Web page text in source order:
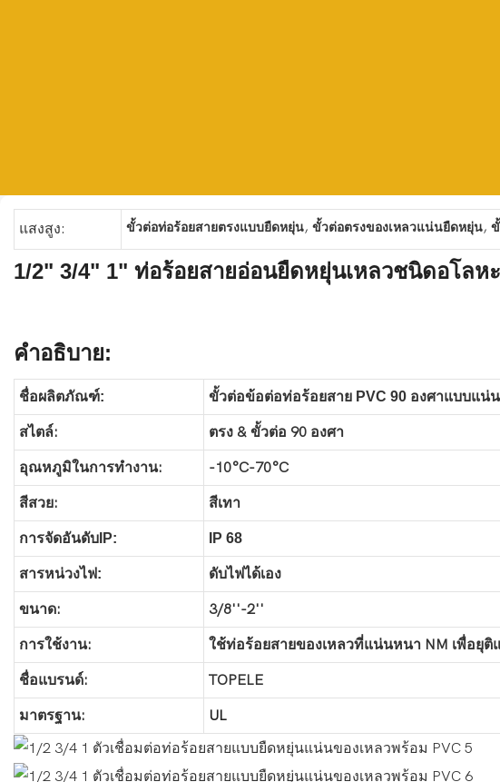
แสงสูง: ขั้วต่อท่อร้อยสายตรงแบบยืดหยุ่น, ขั้วต่อตรงของเหลวแน่นยืดหยุ่น,
1/2" 3/4" 1" ท่อร้อยสายอ่อนยืดหยุ่นเหลวชนิดอโลห
คำอธิบาย:
ชื่อผลิตภัณฑ์: ขั้วต่อข้อต่อท่อร้อยสาย PVC 90 องศาแบบแน่
สไตล์: ตรง & ขั้วต่อ 90 องศา
อุณหภูมิในการทำงาน: -10°C-70°C
สีสวย: สีเทา
การจัดอันดับIP: IP 68
สารหน่วงไฟ: ดับไฟได้เอง
ขนาด: 3/8''-2''
การใช้งาน: ใช้ท่อร้อยสายของเหลวที่แน่นหนา NM เพื่อยุ
ชื่อแบรนด์: TOPELE
มาตรฐาน: UL